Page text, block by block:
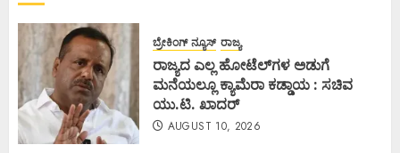
ಬ್ರೇಕಿಂಗ್ ನ್ಯೂಸ್ ರಾಜ್ಯ
ರಾಜ್ಯದ ಎಲ್ಲ ಹೋಟೆಲ್‌ಗಳ ಅಡುಗೆ
ಮನೆಯಲ್ಲೂ ಕ್ಯಾಮೆರಾ ಕಡ್ಡಾಯ : ಸಚಿವ
ಯು.ಟಿ. ಖಾದರ್
AUGUST 10, 2026